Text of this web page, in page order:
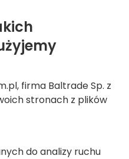
firma Baltrade Sp. z
stronach z plików
do analizy ruchu